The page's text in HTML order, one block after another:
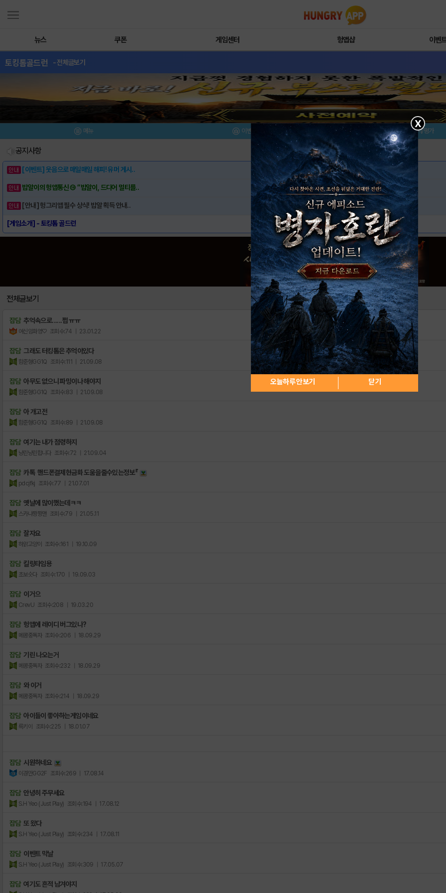
뉴스 쿠폰 게임센터 헝앱샵 이벤
토킹톰골드런 - 전체글보기
메뉴 이벤트/미션 설치/평가
공지사항
[이벤트] 웃음으로 매일매일 해피! 유머 게시..
밥알이의 헝앱통신 ⑲ “밥알이, 드디어 멀티를..
[안내] 헝그리앱 필수 상식! 밥알 획득 안내..
[게임소개] - 토킹톰 골드런
전체글보기
잡담 추억속으로......쩝 ㅠㅠ
여신임화영♡ 조회수:74 | 23.01.22
잡담 그래도 터킹톰은 추억이있다
함준형GG1Q 조회수:111 | 21.09.08
잡담 아무도 없으니 파밍이나 해야지
함준형GG1Q 조회수:83 | 21.09.08
잡담 아 개고전
함준형GG1Q 조회수:89 | 21.09.08
잡담 여기는 내가 점령하지
냥린냥린합니다 조회수:72 | 21.09.04
잡담 카톡 핸드폰결제현금화 도움을줄수있는정보『
pdcjfkj 조회수:77 | 21.07.01
잡담 옛날에 많이했는데ㅋㅋ
스카냐짱짱맨 조회수:79 | 21.05.11
잡담 잘자요
하앍고양이 조회수:161 | 19.10.09
잡담 킬링타임용
초보슷다 조회수:170 | 19.09.03
잡담 이거으
CrevU 조회수:208 | 19.03.20
잡담 헝앱에 레이디 버그있나?
메콩중독자 조회수:206 | 18.09.29
잡담 기린 나오는거
메콩중독자 조회수:232 | 18.09.29
잡담 와 이거
메콩중독자 조회수:214 | 18.09.29
잡담 아이들이 좋아하는게임이네요
륵키이 조회수:225 | 18.01.07
잡담 시원하네요
이경만GG2F 조회수:269 | 17.08.14
잡담 안녕히 주무세요
S.H Yeo (Just Play) 조회수:194 | 17.08.12
잡담 또 왔다
S.H Yeo (Just Play) 조회수:234 | 17.08.11
잡담 이벤트 막날
S.H Yeo (Just Play) 조회수:309 | 17.05.07
잡담 여기도 흔적 남겨야지
X
오늘하루 안보기 닫기